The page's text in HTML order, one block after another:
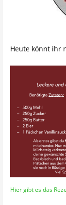
Heute könnt ihr
Hier gibt es das